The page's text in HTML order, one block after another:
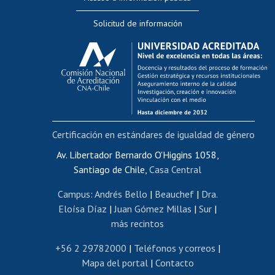
Evaluación docente
Calificación académica
Postulación al AUCAI
Funcionarias/os
Cursos internos de capacitación
Bienestar del personal
Portal de movilidad interna
Certificado de renta
Certificado de renta honorarios
Editar páginas blancas
Extranjeras/os
Revalidación y reconocimiento de títulos
Postulación al Programa de Movilidad Estudiantil
Solicitud de información
Av. Libertador Bernardo O'Higgins 1058,
Santiago de Chile, Casa Central
Campus: Andrés Bello | Beauchef| Dra.
Eloísa Díaz |Juan Gómez Millas | Sur |
más recintos
+56 2 29782000 | Teléfonos y correos |
Mapa del portal| Contacto
Certificación en estándares de igualdad de género